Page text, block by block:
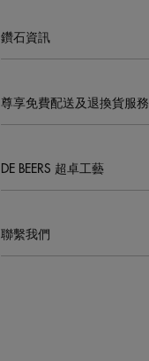
鑽石資訊
尊享免費配送及退換貨服務
DE BEERS 超卓工藝
聯繫我們